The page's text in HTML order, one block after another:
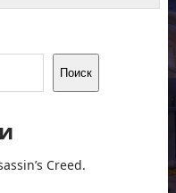
Поиск
Creed.